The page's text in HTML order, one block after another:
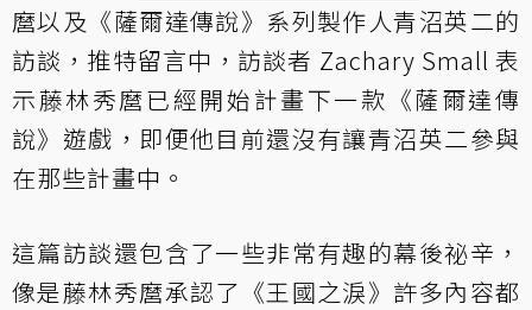
麿以及《薩爾達傳說》系列製作人青沼英二的
訪談，推特留言中，訪談者 Zachary Small 表
示藤林秀麿已經開始計畫下一款《薩爾達傳
說》遊戲，即便他目前還沒有讓青沼英二參與
在那些計畫中。
這篇訪談還包含了一些非常有趣的幕後祕辛，
像是藤林秀麿承認了《王國之淚》許多內容都